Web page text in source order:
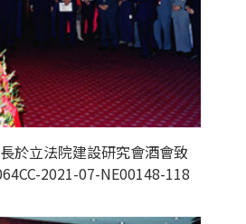
於立法院建設研究會酒會致
2021-07-NE00148-118